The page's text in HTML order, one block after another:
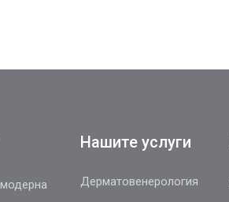
Нашите услуги
Дерматовенерология